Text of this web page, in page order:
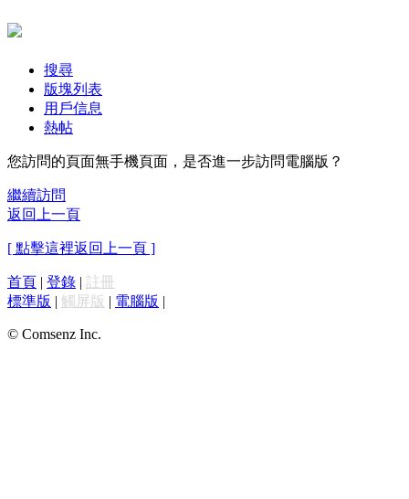
搜尋
版塊列表
用戶信息
熱帖
您訪問的頁面無手機頁面，是否進一步訪問電腦版？
繼續訪問
返回上一頁
[ 點擊這裡返回上一頁 ]
首頁 | 登錄 | 註冊
標準版 | 觸屏版 | 電腦版 |
© Comsenz Inc.